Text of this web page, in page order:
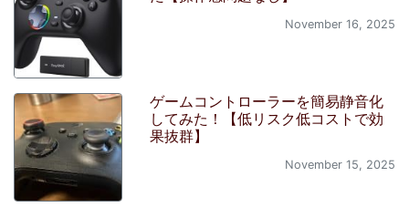
November 16, 2025
ゲームコントローラーを簡易静音化
してみた！【低リスク低コストで効
果抜群】
November 15, 2025